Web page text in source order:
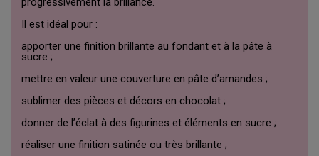
Il est idéal pour :
apporter une finition brillante au fondant et à la pâte à
sucre ;
mettre en valeur une couverture en pâte d’amandes ;
sublimer des pièces et décors en chocolat ;
donner de l’éclat à des figurines et éléments en sucre ;
réaliser une finition satinée ou très brillante ;